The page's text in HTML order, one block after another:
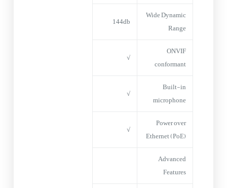
Wide Dynamic
Range
144db
ONVIF
conformant
√
Built-in
microphone
√
Power over
Ethernet (PoE)
√
Advanced
Features